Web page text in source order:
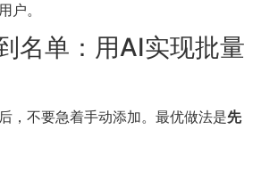
户。
名单：用AI实现批量
，不要急着手动添加。最优做法是先